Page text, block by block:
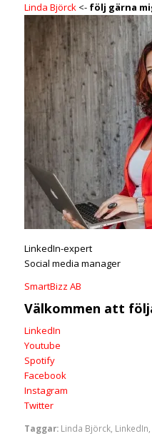
Linda Björck<- följ gärna
LinkedIn-expert
Social media manager
SmartBizz AB
Välkommen att
LinkedIn
Youtube
Spotify
Facebook
Instagram
Twitter
Taggar: Linda Björck, LinkedIn,